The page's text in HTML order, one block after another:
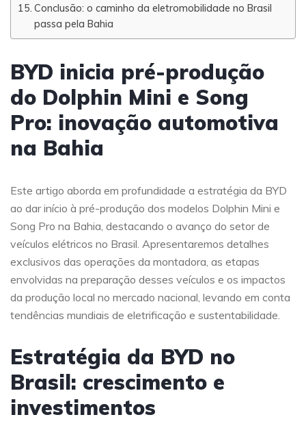
Conclusão: o caminho da eletromobilidade no Brasil
passa pela Bahia
BYD inicia pré-produção
do Dolphin Mini e Song
Pro: inovação automotiva
na Bahia
Este artigo aborda em profundidade a estratégia da BYD
ao dar início à pré-produção dos modelos Dolphin Mini e
Song Pro na Bahia, destacando o avanço do setor de
veículos elétricos no Brasil. Apresentaremos detalhes
exclusivos das operações da montadora, as etapas
envolvidas na preparação desses veículos e os impactos
da produção local no mercado nacional, levando em conta
tendências mundiais de eletrificação e sustentabilidade.
Estratégia da BYD no
Brasil: crescimento e
investimentos